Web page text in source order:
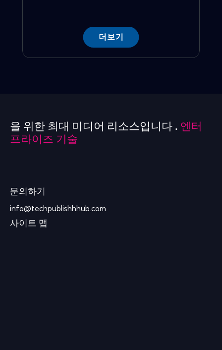
더보기
을 위한 최대 미디어 리소스입니다 . 엔터
프라이즈 기술
문의하기
info@techpublishhhub.com
사이트 맵